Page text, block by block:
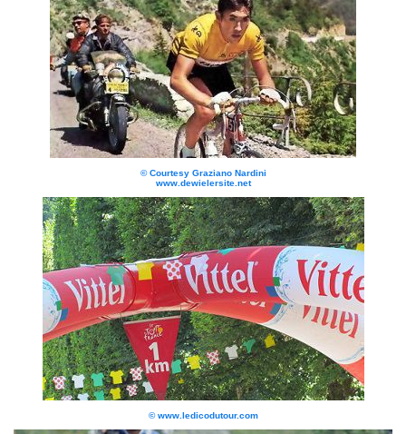
© Courtesy Graziano Nardini
www.dewielersite.net
© www.ledicodutour.com